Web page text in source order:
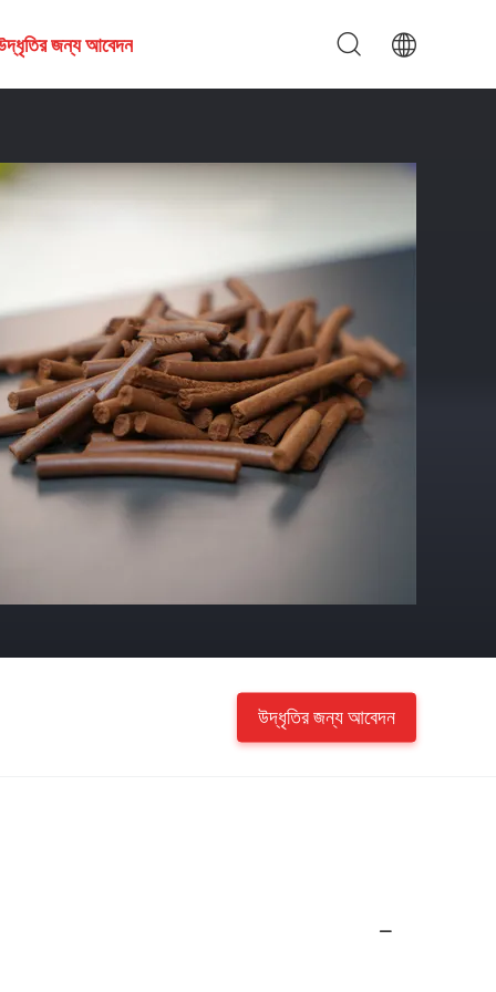
জন্য আবেদন
উদ্ধৃতির জন্য আবেদন